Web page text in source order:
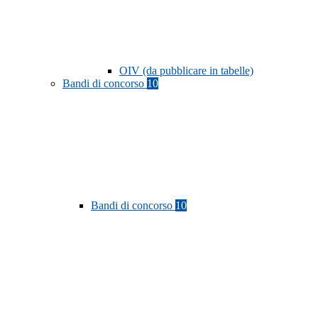
OIV (da pubblicare in tabelle)
Bandi di concorso 10
Bandi di concorso 10